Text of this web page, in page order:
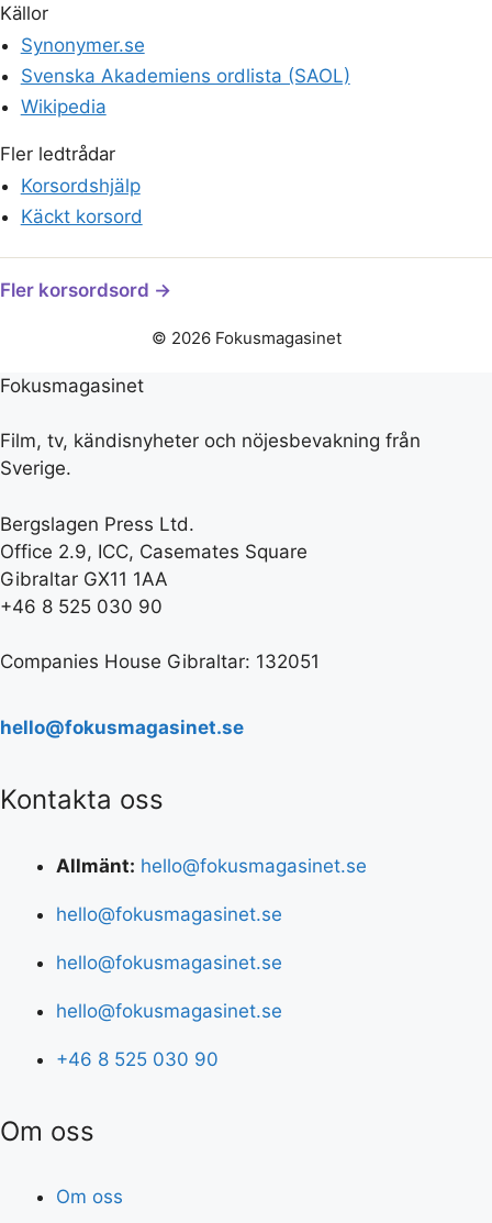
Källor
Synonymer.se
Svenska Akademiens ordlista (SAOL)
Wikipedia
Fler ledtrådar
Korsordshjälp
Käckt korsord
Fler korsordsord →
© 2026 Fokusmagasinet
Fokusmagasinet
Film, tv, kändisnyheter och nöjesbevakning från
Sverige.
Bergslagen Press Ltd.
Office 2.9, ICC, Casemates Square
Gibraltar GX11 1AA
+46 8 525 030 90
Companies House Gibraltar: 132051
hello@fokusmagasinet.se
Kontakta oss
Allmänt: hello@fokusmagasinet.se
hello@fokusmagasinet.se
hello@fokusmagasinet.se
hello@fokusmagasinet.se
+46 8 525 030 90
Om oss
Om oss